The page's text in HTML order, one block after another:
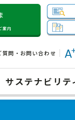
案内
質問・お問い合わせ
サステナビリテ